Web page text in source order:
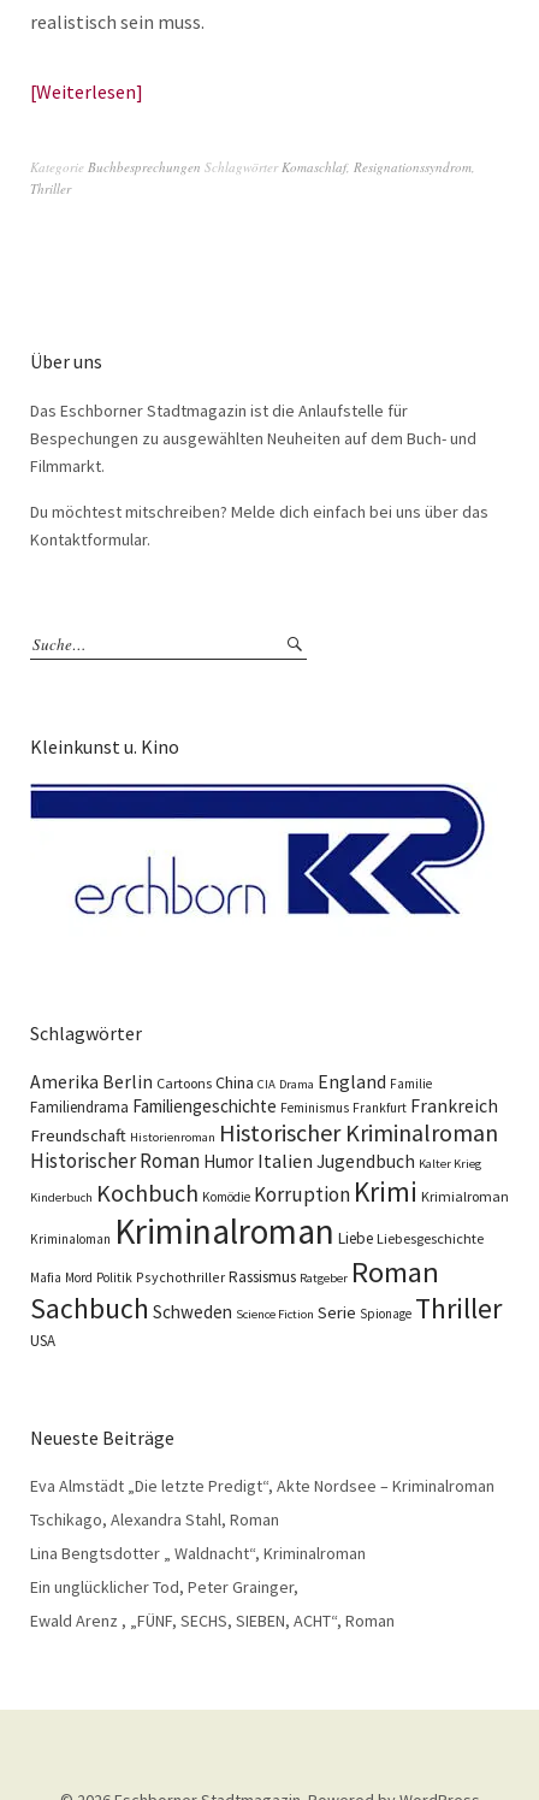
realistisch sein muss.
Weiterlesen
Kategorie Buchbesprechungen SchlagwörterKomaschlaf, Resignationssyndrom,
Thriller
Über uns
Das Eschborner Stadtmagazin ist die Anlaufstelle für
Bespechungen zu ausgewählten Neuheiten auf dem Buch- und
Filmmarkt.
Du möchtest mitschreiben? Melde dich einfach bei uns über das
Kontaktformular.
Kleinkunst u. Kino
Schlagwörter
Amerika Berlin Cartoons China CIA Drama England Familie
Familiendrama Familiengeschichte Feminismus Frankfurt Frankreich
Freundschaft Historienroman Historischer Kriminalroman
Historischer Roman Humor Italien Jugendbuch Kalter Krieg
Kinderbuch Kochbuch Komödie Korruption Krimi Krimialroman
Kriminaloman Kriminalroman Liebe Liebesgeschichte
Mafia Mord Politik Psychothriller Rassismus Ratgeber Roman
Sachbuch Schweden Science Fiction Serie Spionage Thriller
USA
Neueste Beiträge
Eva Almstädt „Die letzte Predigt“, Akte Nordsee – Kriminalroman
Tschikago, Alexandra Stahl, Roman
Lina Bengtsdotter „ Waldnacht“, Kriminalroman
Ein unglücklicher Tod, Peter Grainger,
Ewald Arenz , „FÜNF, SECHS, SIEBEN, ACHT“, Roman